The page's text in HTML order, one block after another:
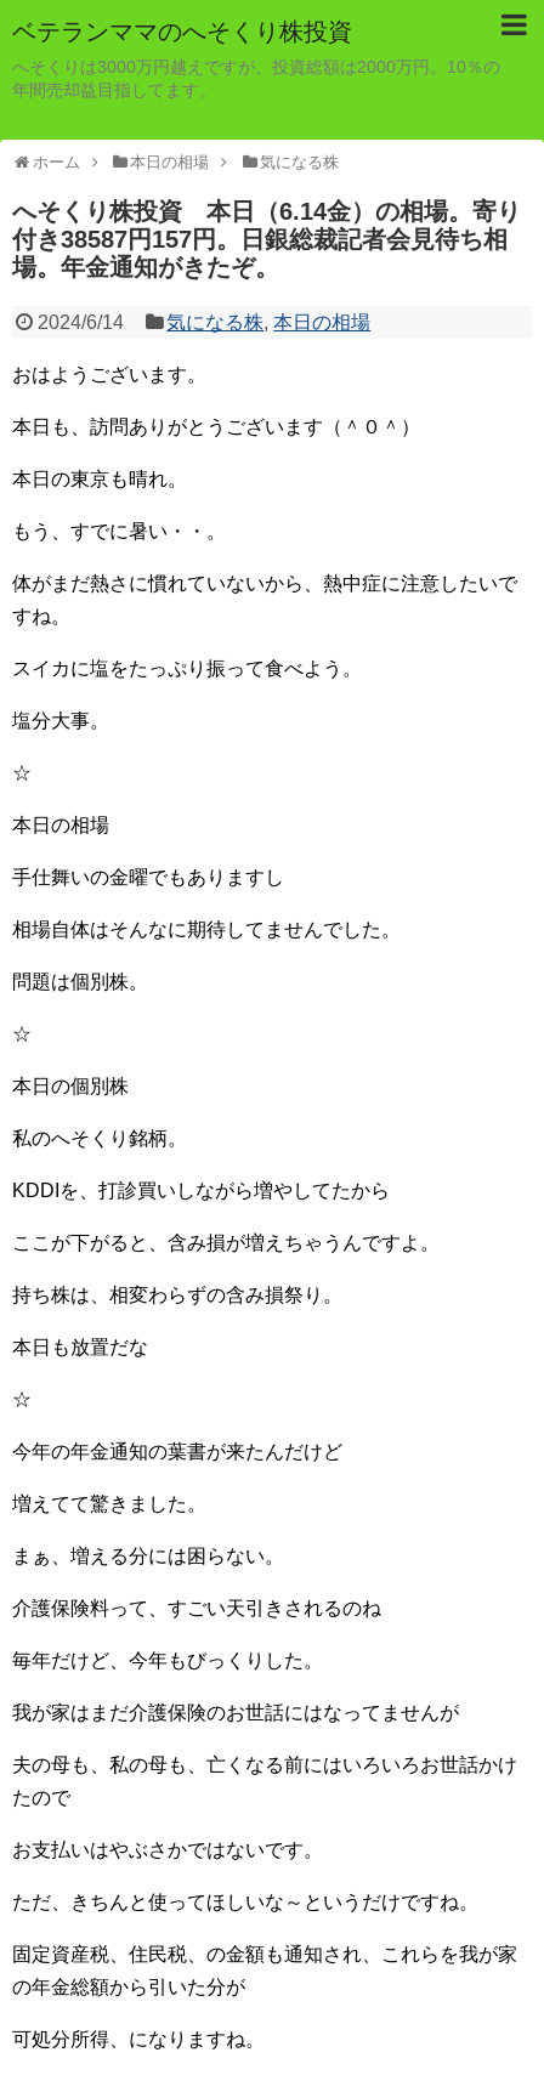
ベテランママのへそくり株投資
へそくりは3000万円越えですが、投資総額は2000万円。10％の
年間売却益目指してます。
ホーム 本日の相場 気になる株
へそくり株投資 本日（6.14金）の相場。寄り
付き38587円157円。日銀総裁記者会見待ち相
場。年金通知がきたぞ。
2024/6/14 気になる株,本日の相場
おはようございます。
本日も、訪問ありがとうございます（＾０＾）
本日の東京も晴れ。
もう、すでに暑い・・。
体がまだ熱さに慣れていないから、熱中症に注意したいで
すね。
スイカに塩をたっぷり振って食べよう。
塩分大事。
☆
本日の相場
手仕舞いの金曜でもありますし
相場自体はそんなに期待してませんでした。
問題は個別株。
☆
本日の個別株
私のへそくり銘柄。
KDDIを、打診買いしながら増やしてたから
ここが下がると、含み損が増えちゃうんですよ。
持ち株は、相変わらずの含み損祭り。
本日も放置だな
☆
今年の年金通知の葉書が来たんだけど
増えてて驚きました。
まぁ、増える分には困らない。
介護保険料って、すごい天引きされるのね
毎年だけど、今年もびっくりした。
我が家はまだ介護保険のお世話にはなってませんが
夫の母も、私の母も、亡くなる前にはいろいろお世話かけ
たので
お支払いはやぶさかではないです。
ただ、きちんと使ってほしいな～というだけですね。
固定資産税、住民税、の金額も通知され、これらを我が家
の年金総額から引いた分が
可処分所得、になりますね。